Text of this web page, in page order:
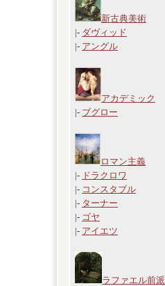
新古典美術
|- ダヴィッド
|- アングル
アカデミック
|- ブグロー
ロマン主義
|- ドラクロワ
|- コンスタブル
|- ターナー
|- ゴヤ
|- アイエツ
ラファエル前派